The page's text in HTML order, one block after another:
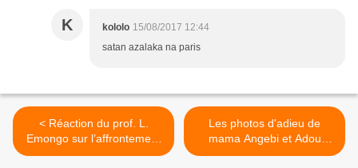
K kololo 15/08/2017 12:44
satan azalaka na paris
< Réaction du prof. L.
Emongo sur l’affrontement
Kalonji-Ngalula
Les photos d'adieu de
mama Angebi et Adou
Elenga >